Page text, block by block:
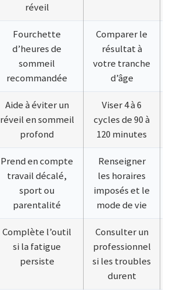
réveil
Fourchette
d’heures de
sommeil
recommandée
Comparer le
résultat à
votre tranche
d’âge
Aide à éviter un
réveil en sommeil
profond
Viser 4 à 6
cycles de 90 à
120 minutes
Prend en compte
travail décalé,
sport ou
parentalité
Renseigner
les horaires
imposés et le
mode de vie
Complète l’outil
si la fatigue
persiste
Consulter un
professionnel
si les troubles
durent